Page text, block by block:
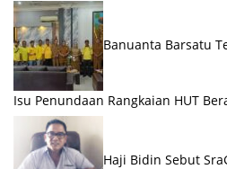
Banuanta Barsatu
Isu Penundaan Rangkaian HUT
Haji Bidin Sebut